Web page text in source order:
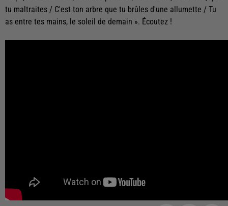
tu maltraites / C'est ton arbre que tu brûles d'une allumette / Tu
as entre tes mains, le soleil de demain ». Écoutez !